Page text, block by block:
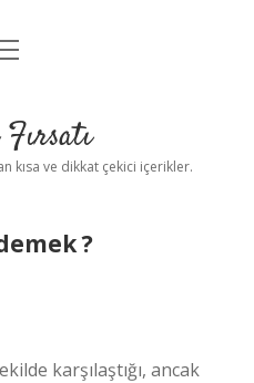
Uyarı
kısa ve dikkat çekici içerikler.
?
karşılaştığı, ancak